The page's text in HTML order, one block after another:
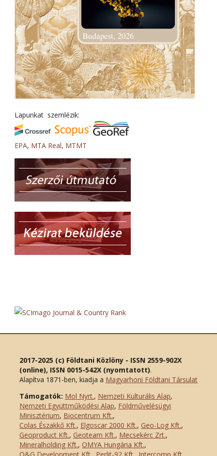
Lapunkat szemlézik:
EPA, MTA Real, MTMT
2017-2025 (c) Földtani Közlöny - ISSN 2559-902X
(online), ISSN 0015-542X (nyomtatott).
Alapítva 1871-ben, kiadja a Magyarhoni Földtani Társulat
Támogatók: Mol Nyrt., Nemzeti Kulturális Alap,
Nemzeti Együttműködési Alap, Földművelésügyi
Minisztérium, Biocentrum Kft.,
Colas Északkő Kft., Elgoscar 2000 Kft., Geo-Log Kft.,
Geoproduct Kft., Geoteam Kft., Mecsekérc Zrt.,
Mineralholding Kft., OMYA Hungária Kft.,